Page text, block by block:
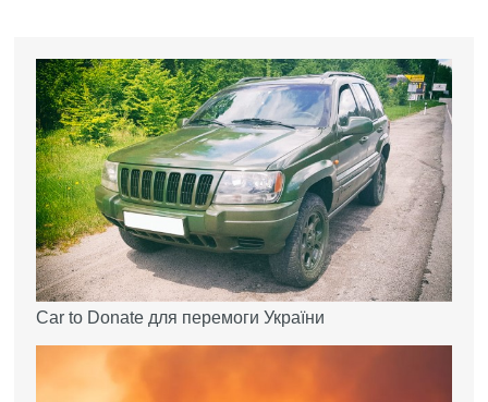
Car to Donate для перемоги України